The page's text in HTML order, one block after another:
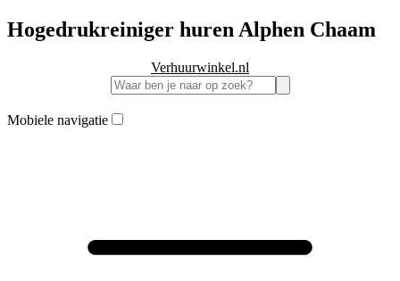
Hogedrukreiniger huren Alphen Chaam
Verhuurwinkel.nl
Mobiele navigatie